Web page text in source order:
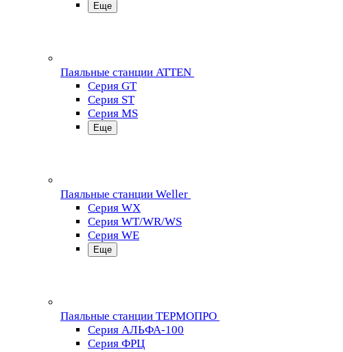
Еще
Паяльные станции ATTEN
Серия GT
Серия ST
Серия MS
Еще
Паяльные станции Weller
Серия WX
Серия WT/WR/WS
Серия WE
Еще
Паяльные станции ТЕРМОПРО
Серия АЛЬФА-100
Серия ФРЦ